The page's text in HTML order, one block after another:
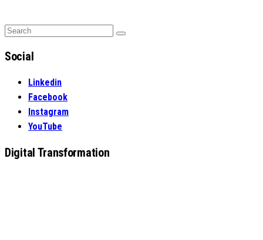
Search
Search
Social
Linkedin
Facebook
Instagram
YouTube
Digital Transformation